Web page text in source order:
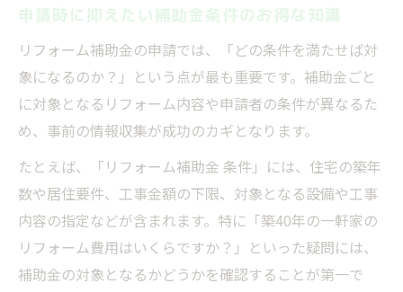
申請時に抑えたい補助金条件のお得な知識
リフォーム補助金の申請では、「どの条件を満たせば対
象になるのか？」という点が最も重要です。補助金ごと
に対象となるリフォーム内容や申請者の条件が異なるた
め、事前の情報収集が成功のカギとなります。
たとえば、「リフォーム補助金 条件」には、住宅の築年
数や居住要件、工事金額の下限、対象となる設備や工事
内容の指定などが含まれます。特に「築40年の一軒家の
リフォーム費用はいくらですか？」といった疑問には、
補助金の対象となるかどうかを確認することが第一で